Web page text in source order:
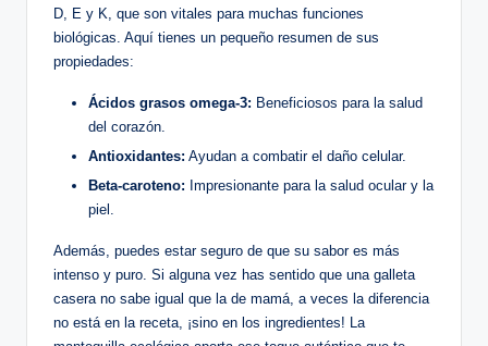
D, E y K, que son vitales para muchas funciones
biológicas. Aquí tienes un pequeño resumen de sus
propiedades:
Ácidos grasos omega-3: Beneficiosos para la salud
del corazón.
Antioxidantes: Ayudan a combatir el daño celular.
Beta-caroteno: Impresionante para la salud ocular y la
piel.
Además, puedes estar seguro de que su sabor es más
intenso y puro. Si alguna vez has sentido que una galleta
casera no sabe igual que la de mamá, a veces la diferencia
no está en la receta, ¡sino en los ingredientes! La